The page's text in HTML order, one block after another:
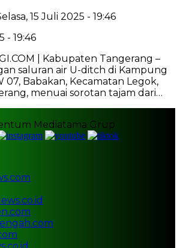
15 Juli 2025 - 19:46
- 19:46
| Kabupaten Tangerang –
saluran air U-ditch di Kampung
Babakan, Kecamatan Legok,
menuai sorotan tajam dari…
Mediatama Grup